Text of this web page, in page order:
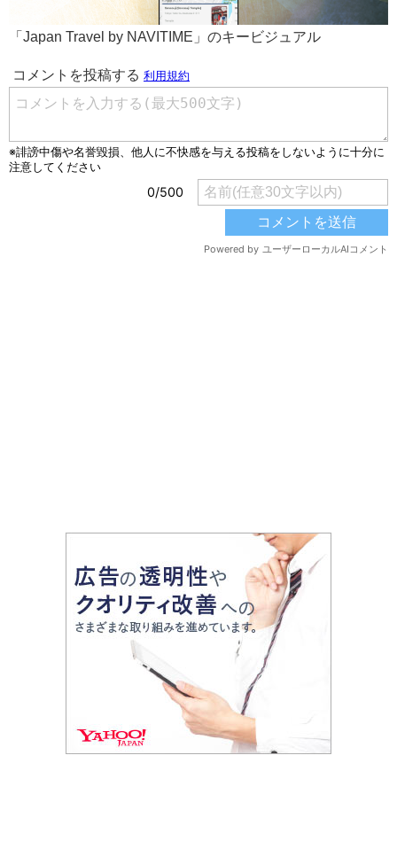
「Japan Travel by NAVITIME」のキービジュアル